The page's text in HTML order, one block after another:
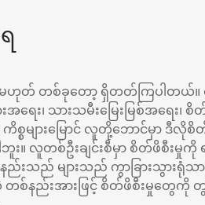
တ် တစ်ခုတော့ ရှိတတ်ကြပါတယ်။ လူမှု
အရေး၊ သားသမီးမြေးမြစ်အရေး
စများမြောင် လူတို့ဘောင်မှာ ဒီလိုစိ
။ လူတစ်ဦးချင်းစီမှာ စိတ်ဖိစီးမှုကို
နည်းသည် များသည် ကွာခြားသွား
စ်နည်းအားဖြင့် စိတ်ဖိစီးမှုတွေကို